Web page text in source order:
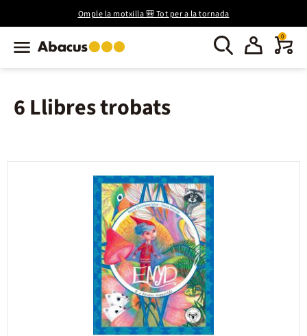
Omple la motxilla 🎒 Tot per a la tornada
0
6 Llibres trobats